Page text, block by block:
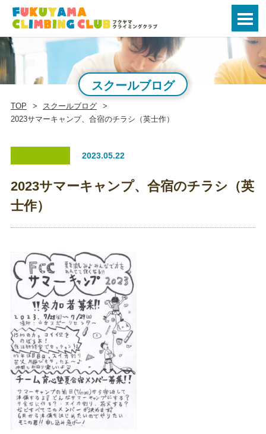
スクールブログ
TOP
スクールブログ
2023サマーキャンプ、合宿のチラシ（英士作）
2023.05.22
2023サマーキャンプ、合宿のチラシ（英
士作）